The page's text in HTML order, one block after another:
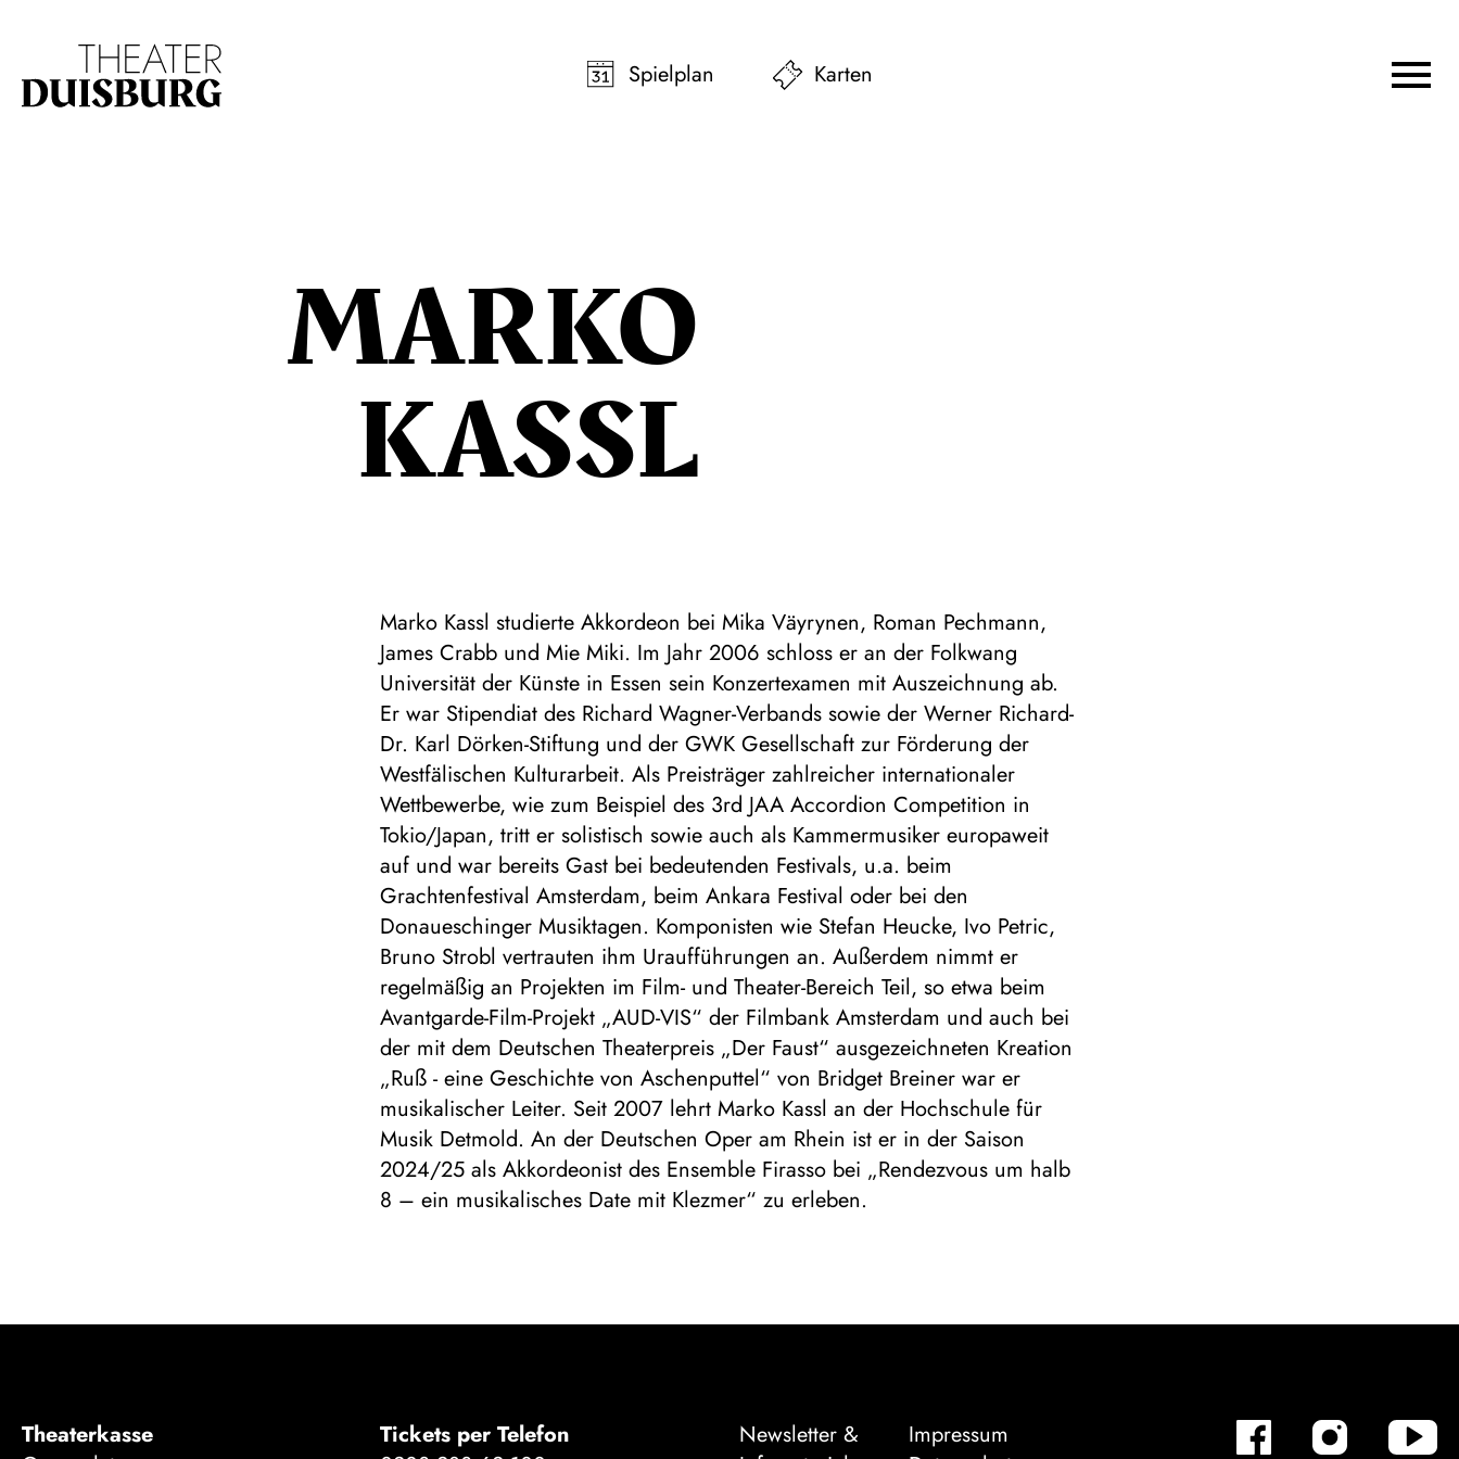
Spielplan
Karten
MARKO
KASSL
Marko Kassl studierte Akkordeon bei Mika Väyrynen, Roman Pechmann,
James Crabb und Mie Miki. Im Jahr 2006 schloss er an der Folkwang
Universität der Künste in Essen sein Konzertexamen mit Auszeichnung ab.
Er war Stipendiat des Richard Wagner-Verbands sowie der Werner Richard-
Dr. Karl Dörken-Stiftung und der GWK Gesellschaft zur Förderung der
Westfälischen Kulturarbeit. Als Preisträger zahlreicher internationaler
Wettbewerbe, wie zum Beispiel des 3rd JAA Accordion Competition in
Tokio/Japan, tritt er solistisch sowie auch als Kammermusiker europaweit
auf und war bereits Gast bei bedeutenden Festivals, u.a. beim
Grachtenfestival Amsterdam, beim Ankara Festival oder bei den
Donaueschinger Musiktagen. Komponisten wie Stefan Heucke, Ivo Petric,
Bruno Strobl vertrauten ihm Uraufführungen an. Außerdem nimmt er
regelmäßig an Projekten im Film- und Theater-Bereich Teil, so etwa beim
Avantgarde-Film-Projekt „AUD-VIS“ der Filmbank Amsterdam und auch bei
der mit dem Deutschen Theaterpreis „Der Faust“ ausgezeichneten Kreation
„Ruß - eine Geschichte von Aschenputtel“ von Bridget Breiner war er
musikalischer Leiter. Seit 2007 lehrt Marko Kassl an der Hochschule für
Musik Detmold. An der Deutschen Oper am Rhein ist er in der Saison
2024/25 als Akkordeonist des Ensemble Firasso bei „Rendezvous um halb
8 – ein musikalisches Date mit Klezmer“ zu erleben.
Theaterkasse
Tickets per Telefon
Newsletter &
Impressum